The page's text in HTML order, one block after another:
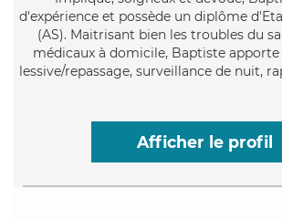
d'expérience et possède un diplôme
(AS). Maitrisant bien les troubles du
médicaux à domicile, Baptiste apporte
lessive/repassage, surveillance de nuit,
Afficher le profil